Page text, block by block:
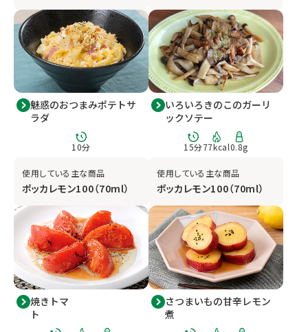
魅惑のおつまみポテトサ
ラダ
10分
使用している主な商品
ポッカレモン100（70ml）
いろいろきのこのガーリ
ックソテー
15分77kcal0.8g
使用している主な商品
ポッカレモン100（70ml）
焼きトマ
ト
さつまいもの甘辛レモン
煮